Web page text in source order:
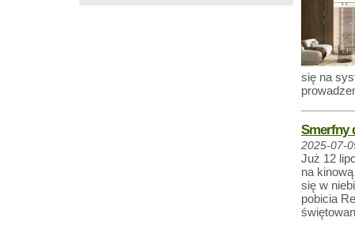
się na
Smerfny
2025-07-
Już 12
na
się w
pobicia